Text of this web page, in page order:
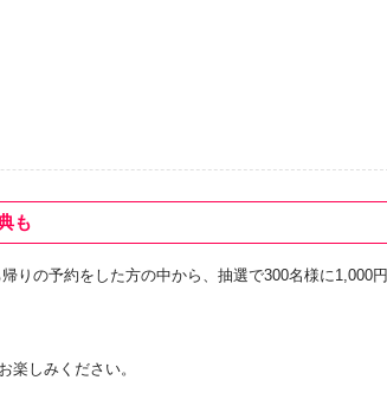
も
りの予約をした方の中から、抽選で300名様に1,000円
楽しみください。